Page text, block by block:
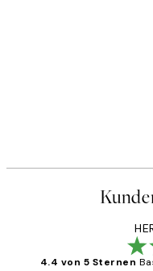
4.4 von 5 Sternen